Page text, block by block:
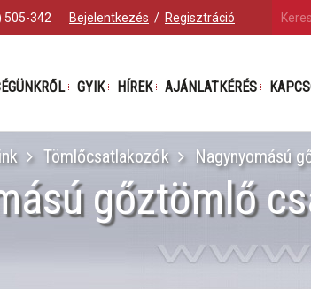
505-342 Bejelentkezés / Regisztráció
GYIK HÍREK AJÁNLATKÉRÉS
Tömlőcsatlakozók Nagynyomású
gőztömlő